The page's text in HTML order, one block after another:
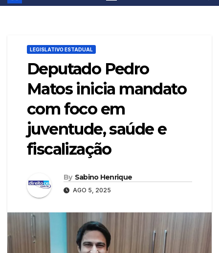
LEGISLATIVO ESTADUAL
Deputado Pedro
Matos inicia mandato
com foco em
juventude, saúde e
fiscalização
By Sabino Henrique
AGO 5, 2025